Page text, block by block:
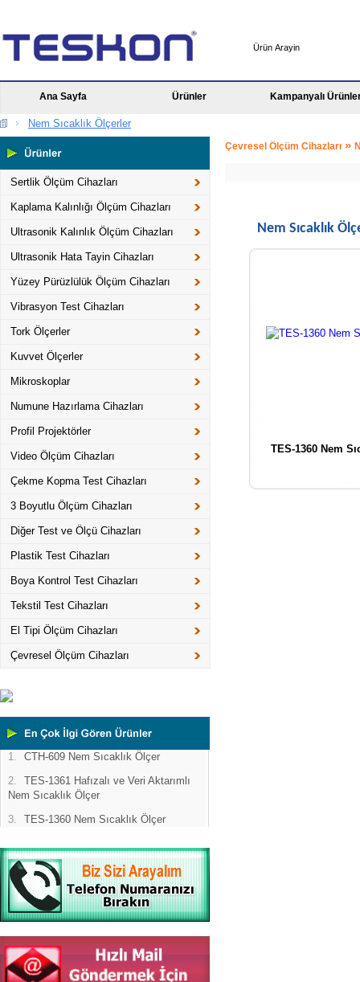
Ana Sayfa Ürünler Kampanyalı
Nem Sıcaklık Ölçerler
Sertlik Ölçüm Cihazları
Kaplama Kalınlığı Ölçüm Cihazları
Ultrasonik Kalınlık Ölçüm Cihazları
Ultrasonik Hata Tayin Cihazları
Yüzey Pürüzlülük Ölçüm Cihazları
Vibrasyon Test Cihazları
Tork Ölçerler
Kuvvet Ölçerler
Mikroskoplar
Numune Hazırlama Cihazları
Profil Projektörler
Video Ölçüm Cihazları
Çekme Kopma Test Cihazları
3 Boyutlu Ölçüm Cihazları
Diğer Test ve Ölçü Cihazları
Plastik Test Cihazları
Boya Kontrol Test Cihazları
Tekstil Test Cihazları
El Tipi Ölçüm Cihazları
Çevresel Ölçüm Cihazları
1.
CTH-609 Nem Sıcaklık Ölçer
2.
TES-1361 Hafızalı ve Veri Aktarımlı
Nem Sıcaklık Ölçer
3.
TES-1360 Nem Sıcaklık Ölçer
Çevresel Ölçüm Cihazları »
Nem Sıcaklık
TES-1360 Nem